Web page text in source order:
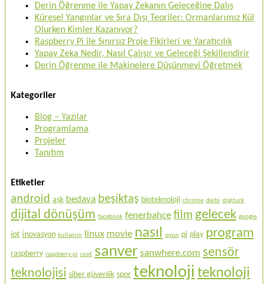
Derin Öğrenme ile Yapay Zekanın Geleceğine Dalış
Küresel Yangınlar ve Sıra Dışı Teoriler: Ormanlarımız Kül
Olurken Kimler Kazanıyor?
Raspberry Pi ile Sınırsız Proje Fikirleri ve Yaratıcılık
Yapay Zeka Nedir, Nasıl Çalışır ve Geleceği Şekillendirir
Derin Öğrenme ile Makinelere Düşünmeyi Öğretmek
Kategoriler
Blog – Yazılar
Programlama
Projeler
Tanıtım
Etiketler
android aşk bedava beşiktaş bioteknoloji chrome derbi digiturk
dijital dönüşüm facebook fenerbahçe film gelecek google
iot i̇novasyon kullanım linux movie nasıl oyun pi play program
raspberry raspberry pi root sanver sanwhere.com sensör
teknolojisi siber güvenlik spor teknoloji teknoloji